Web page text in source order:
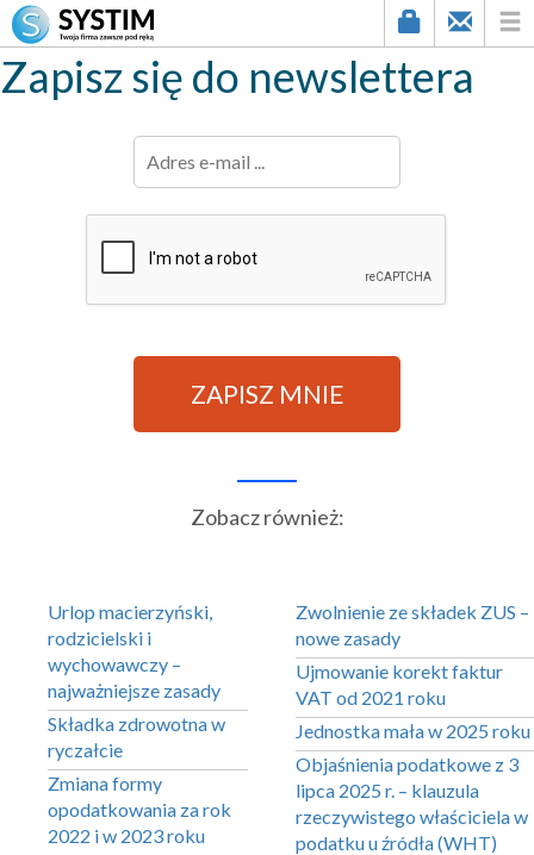
Zapisz się do newslettera
Zobacz również:
Urlop macierzyński,
rodzicielski i
wychowawczy –
najważniejsze zasady
Składka zdrowotna w
ryczałcie
Zmiana formy
opodatkowania za rok
2022 i w 2023 roku
Zwolnienie ze składek ZUS –
nowe zasady
Ujmowanie korekt faktur
VAT od 2021 roku
Jednostka mała w 2025 roku
Objaśnienia podatkowe z 3
lipca 2025 r. – klauzula
rzeczywistego właściciela w
podatku u źródła (WHT)